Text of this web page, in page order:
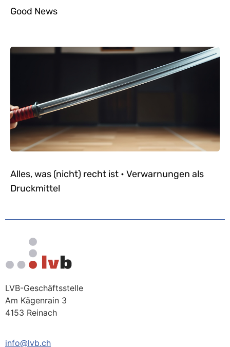
Good News
Alles, was (nicht) recht ist • Verwarnungen als
Druckmittel
LVB-Geschäftsstelle
Am Kägenrain 3
4153 Reinach
info@lvb.ch